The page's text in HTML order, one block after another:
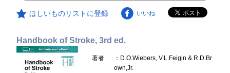
ほしいものリストに登録 いいね
Handbook of Stroke, 3rd ed.
著者
：D.O.Wiebers, V.L.Feigin & R.D.Br
own,Jr.